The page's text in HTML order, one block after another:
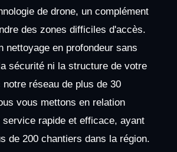
de drone, un complément
des zones difficiles d'accès.
nettoyage en profondeur sans
sécurité ni la structure de votre
notre réseau de plus de 30
vous mettons en relation
service rapide et efficace, ayant
de 200 chantiers dans la région.